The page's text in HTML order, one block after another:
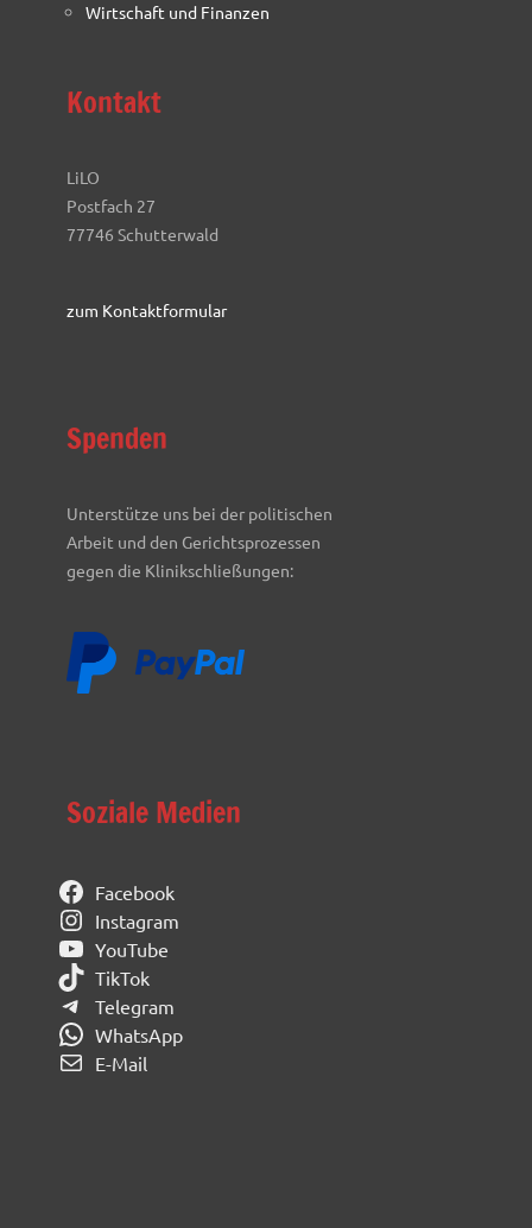
Wirtschaft und Finanzen
Kontakt
LiLO
Postfach 27
77746 Schutterwald
zum Kontaktformular
Spenden
Unterstütze uns bei der politischen
Arbeit und den Gerichtsprozessen
gegen die Klinikschließungen:
Soziale Medien
Facebook
Instagram
YouTube
TikTok
Telegram
WhatsApp
E-Mail